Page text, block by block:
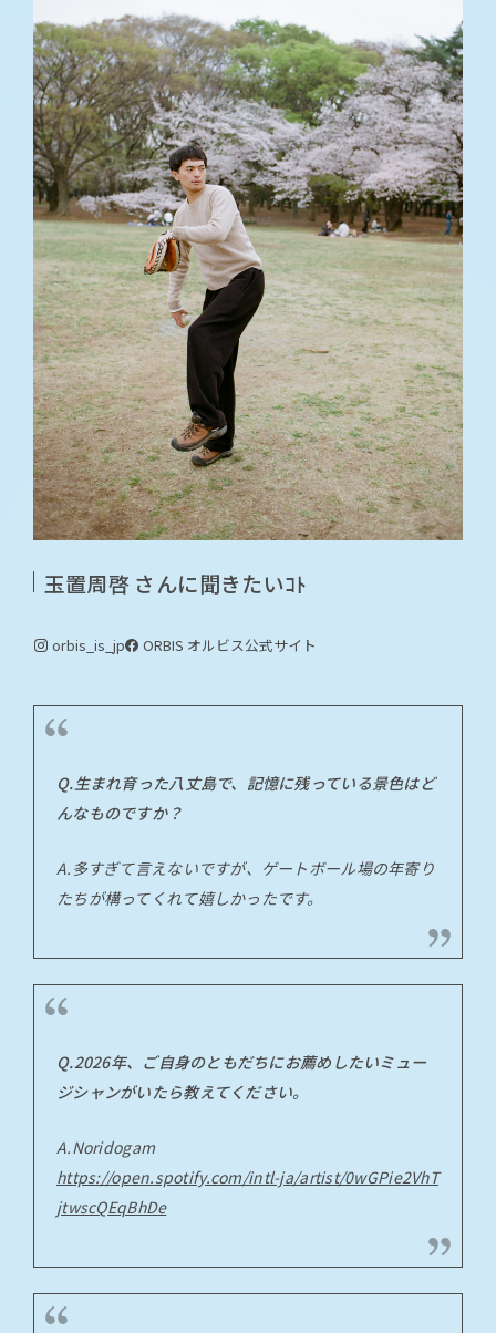
玉置周啓 さんに聞きたいｺﾄ
orbis_is_jp ORBIS オルビス公式サイト
Q.生まれ育った八丈島で、記憶に残っている景色はど
んなものですか？
A.多すぎて言えないですが、ゲートボール場の年寄り
たちが構ってくれて嬉しかったです。
Q.2026年、ご自身のともだちにお薦めしたいミュー
ジシャンがいたら教えてください。
A.Noridogam
https://open.spotify.com/intl-ja/artist/0wGPie2VhT
jtwscQEqBhDe